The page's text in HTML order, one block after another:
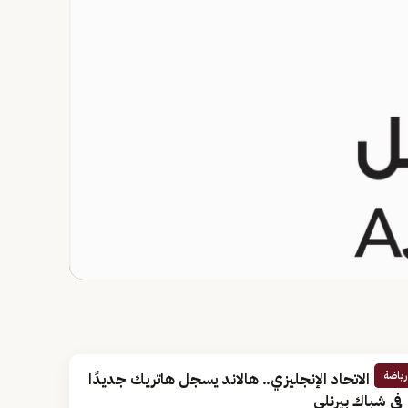
رياضة
كأس الاتحاد الإنجليزي.. هالاند يسجل هاتريك جديدًا
في شباك بيرنلي